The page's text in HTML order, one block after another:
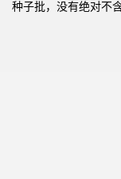
种子批，没有绝对不